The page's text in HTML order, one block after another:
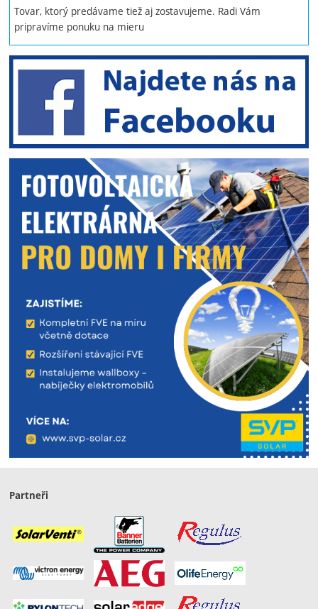
Tovar, ktorý predávame tiež aj zostavujeme. Radi Vám
pripravíme ponuku na mieru
Partneři